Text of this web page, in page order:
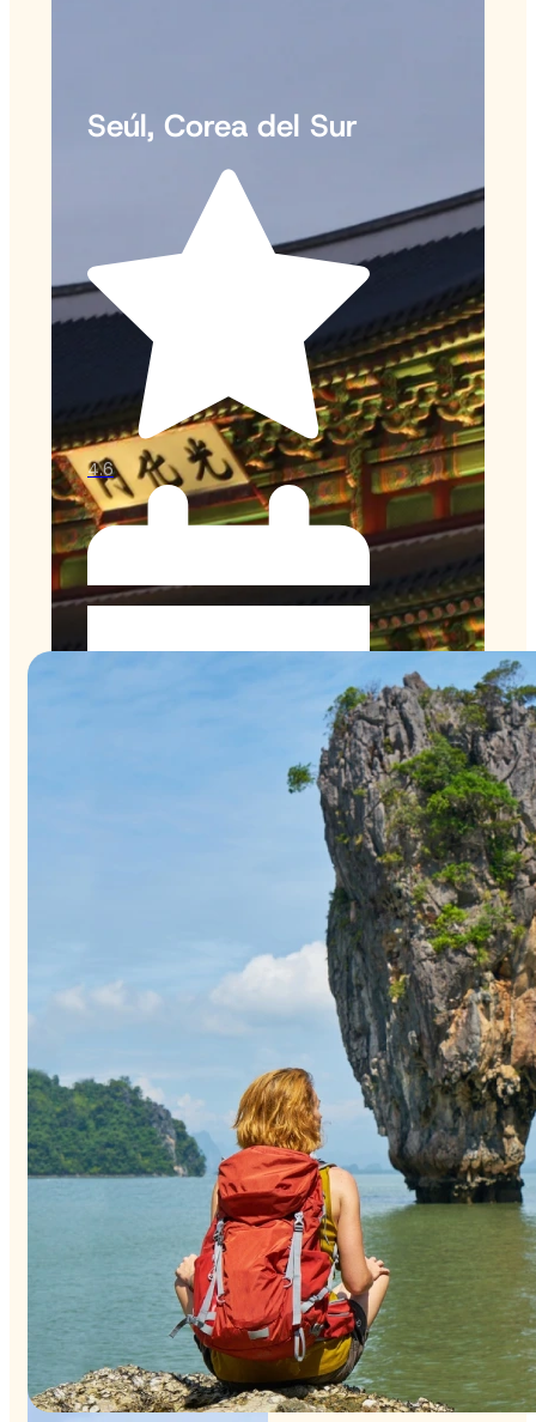
Seúl, Corea del Sur
4.6
desde $2,498 USD